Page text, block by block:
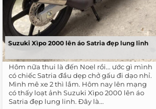
Suzuki Xìpo 2000 lên áo Satria đẹp lung linh
Hôm nữa thui là đến Noel rồi... ước gì mình
có chiếc Satria đầu dẹp chở gấu đi dạo nhỉ.
Mình mê xe 2 thì lắm. Hôm nay lên mạng
có thấy loạt ảnh Suzuki Xìpo 2000 lên áo
Satria đẹp lung linh. Đây là...